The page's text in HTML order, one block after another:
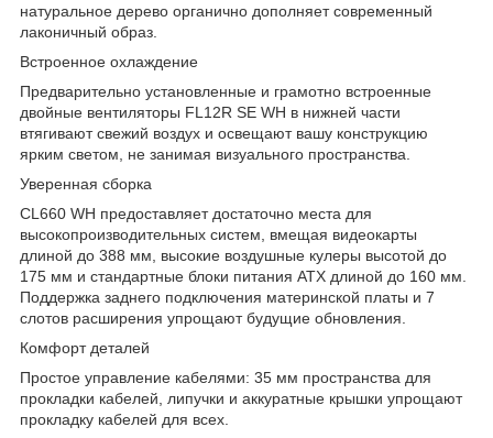
натуральное дерево органично дополняет современный
лаконичный образ.
Встроенное охлаждение
Предварительно установленные и грамотно встроенные
двойные вентиляторы FL12R SE WH в нижней части
втягивают свежий воздух и освещают вашу конструкцию
ярким светом, не занимая визуального пространства.
Уверенная сборка
CL660 WH предоставляет достаточно места для
высокопроизводительных систем, вмещая видеокарты
длиной до 388 мм, высокие воздушные кулеры высотой до
175 мм и стандартные блоки питания ATX длиной до 160 мм.
Поддержка заднего подключения материнской платы и 7
слотов расширения упрощают будущие обновления.
Комфорт деталей
Простое управление кабелями: 35 мм пространства для
прокладки кабелей, липучки и аккуратные крышки упрощают
прокладку кабелей для всех.